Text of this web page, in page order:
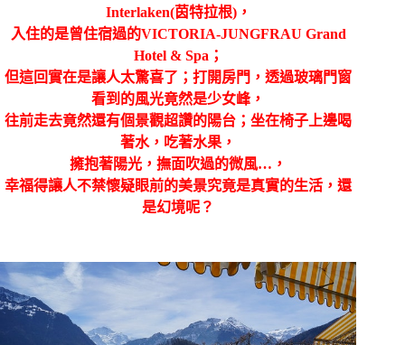
Interlaken(茵特拉根)，
入住的是曾住宿過的VICTORIA-JUNGFRAU Grand
Hotel & Spa ；
但這回實在是讓人太驚喜了；打開房門，透過玻璃門窗
看到的風光竟然是少女峰，
往前走去竟然還有個景觀超讚的陽台；坐在椅子上邊喝
著水，吃著水果，
擁抱著陽光，撫面吹過的微風… ，
幸福得讓人不禁懷疑眼前的美景究竟是真實的生活，還
是幻境呢？